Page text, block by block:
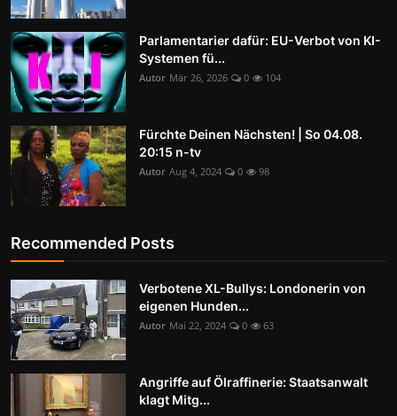
Parlamentarier dafür: EU-Verbot von KI-
Systemen fü...
Autor Mär 26, 2026 0 104
Fürchte Deinen Nächsten! | So 04.08.
20:15 n-tv
Autor Aug 4, 2024 0 98
Recommended Posts
Verbotene XL-Bullys: Londonerin von
eigenen Hunden...
Autor Mai 22, 2024 0 63
Angriffe auf Ölraffinerie: Staatsanwalt
klagt Mitg...